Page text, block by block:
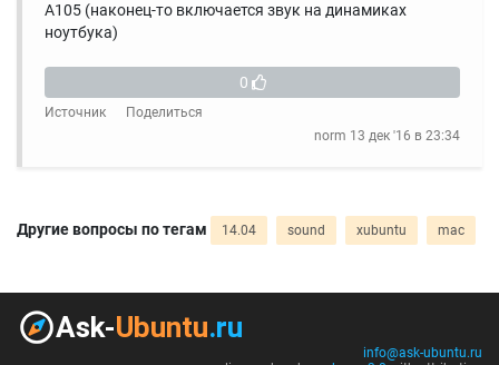
A105 (наконец-то включается звук на динамиках
ноутбука)
0
Источник
Поделиться
norm 13 дек '16 в 23:34
Другие вопросы по тегам 14.04 sound xubuntu mac
info@ask-ubuntu.ru